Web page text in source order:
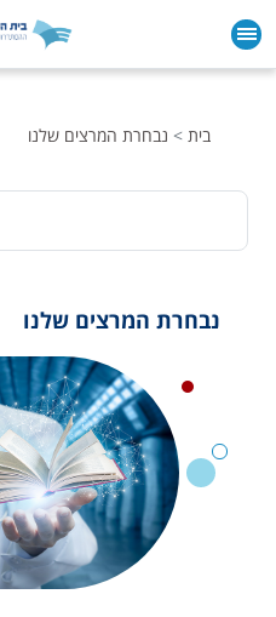
בית נבחרת המרצים שלנו
נבחרת המרצים שלנו